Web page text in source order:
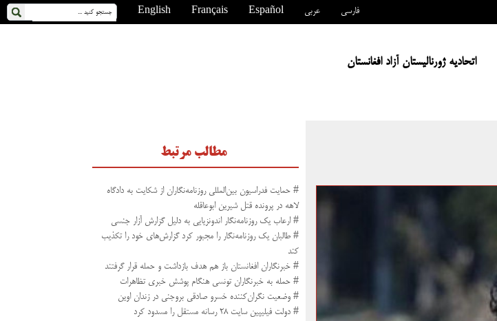
English Français Español عربی فارسی
اتحادیه ژورنالیستان آزاد افغانستان
مطالب مرتبط
# حمایت فدراسیون بین‌المللی روزنامه‌نگاران از شکایت به دادگاه
لاهه در پرونده قتل شیرین ابوعاقله
# ارعاب یک روزنامه‌نگار اندونزیایی به دلیل گزارش آزار جنسی
# طالبان یک روزنامه‌نگار را مجبور کرد گزارش‌های‌ خود را تکذیب
کند
# خبرنگاران افغانستان باز هم هدف بازداشت و حمله قرار گرفتند
# حمله به خبرنگاران تونسی هنگام پوشش خبری تظاهرات
# وضعیت نگران‌کننده خسرو صادقی بروجنی در زندان اوین
# دولت فیلیپین سایت ۲۸ رسانه‌‌ مستقل را مسدود کرد